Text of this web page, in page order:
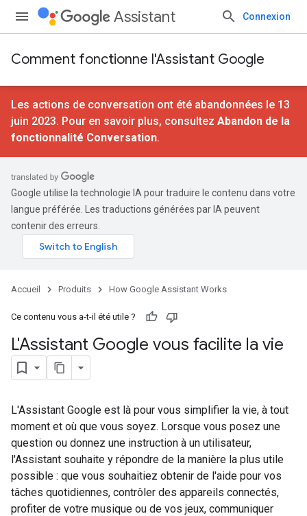
Assistant Connexion
Comment fonctionne l'Assistant Google
Les actions de conversation ont été abandonnées le 13
juin 2023. Pour en savoir plus, consultez Abandon de la
fonctionnalité Conversation.
Google utilise la technologie IA pour traduire le contenu dans votre
langue préférée. Les traductions générées par IA peuvent
contenir des erreurs.
Accueil Produits How Google Assistant Works
Ce contenu vous a-t-il été utile ?
L'Assistant Google vous facilite la vie
L'Assistant Google est là pour vous simplifier la vie, à tout
moment et où que vous soyez. Lorsque vous posez une
question ou donnez une instruction à un utilisateur,
l'Assistant souhaite y répondre de la manière la plus utile
possible : que vous souhaitiez obtenir de l'aide pour vos
tâches quotidiennes, contrôler des appareils connectés,
profiter de votre musique ou de vos jeux, communiquer